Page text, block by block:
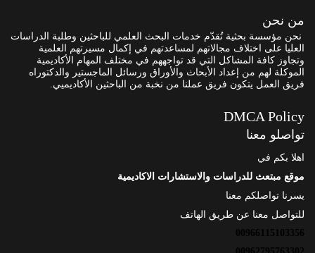
من نحن
نحن مؤسسة بحثية تُقدّم خدمات البحث العلمي للباحثين وطلبة الدراسات
العليا على اختلاف مجالاتهم لمساعدتهم في إكمال مسيرتهم العلمية
وتجاوز كافة المشاكل التي قد تواجههم في مختلف المهام الأكاديمية
الموكلة لهم من إعداد الأبحاث والأوراق ورسائل الماجستير والدكتوراه
فريق العمل يتكون فريق عملنا من نخبة من الباحثين الأكاديميي.
DMCA Policy
تواصلو معنا
اهلا بكم في
موقع مبتعث للدراسات والاستشارات الاكاديمية
يسرنا تواصلكم معنا
للتواصل معنا عن طريق الهاتف
00966115103356